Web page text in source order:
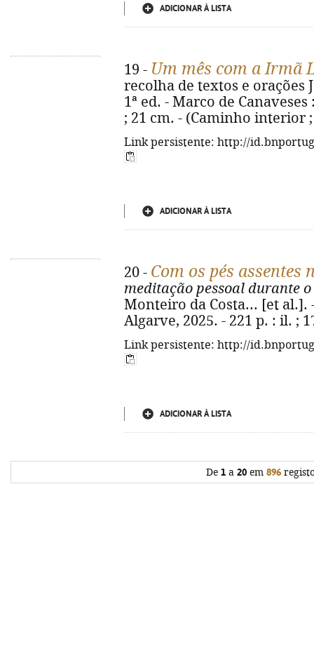
ADICIONAR À LISTA
19 - Um mês com a Irmã
recolha de textos e orações
1ª ed. - Marco de
; 21 cm. - (Caminho interior ;
Link persistente: http://
ADICIONAR À LISTA
20 - Com os pés assentes
meditação pessoal durante
Monteiro da Costa... [et al.].
Algarve, 2025. - 221 p. : il. ;
Link persistente: http://
ADICIONAR À LISTA
De 1 a 20 em 896